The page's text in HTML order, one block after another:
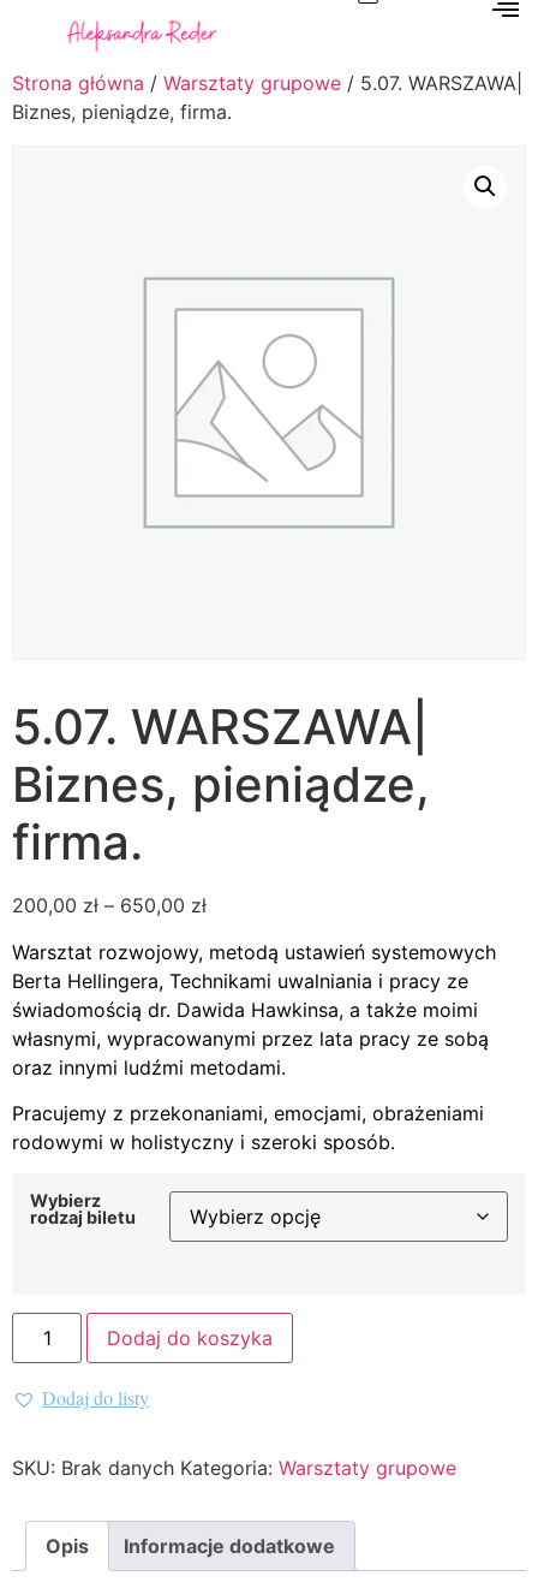
Strona główna / Warsztaty grupowe / 5.07. WARSZAWA|
Biznes, pieniądze, firma.
5.07. WARSZAWA|
Biznes, pieniądze,
firma.
200,00 zł – 650,00 zł
Warsztat rozwojowy, metodą ustawień systemowych
Berta Hellingera, Technikami uwalniania i pracy ze
świadomością dr. Dawida Hawkinsa, a także moimi
własnymi, wypracowanymi przez lata pracy ze sobą
oraz innymi ludźmi metodami.
Pracujemy z przekonaniami, emocjami, obrażeniami
rodowymi w holistyczny i szeroki sposób.
Wybierz
rodzaj biletu
Dodaj do koszyka
Dodaj do listy
SKU: Brak danych Kategoria: Warsztaty grupowe
Opis Informacje dodatkowe